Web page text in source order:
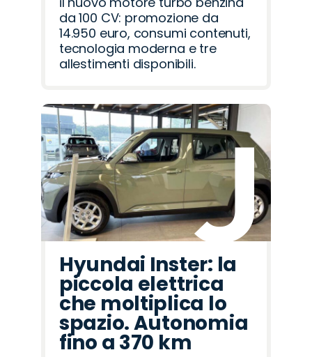
da 100 CV: promozione da
14.950 euro, consumi contenuti,
tecnologia moderna e tre
allestimenti disponibili.
Hyundai Inster: la
piccola elettrica
che moltiplica lo
spazio. Autonomia
fino a 370 km